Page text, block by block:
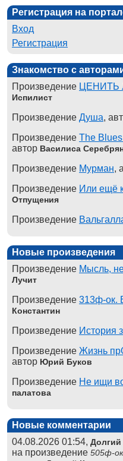
Регистрация на
Вход
Регистрация
Знакомство с
Произведение
Испилист
Произведение Душа,
Произведение The
автор Василиса
Произведение Мурман,
Произведение Или ещё
Отпущения
Произведение
Новые произведения
Произведение Мысль,
Лучит
Произведение 313ф-ок.
Константин
Произведение История
Произведение Жизнь
автор Юрий Буков
Произведение Не ищи
палатова
Новые комментарии
04.08.2026 01:54, Долгий
на произведение 505ф-